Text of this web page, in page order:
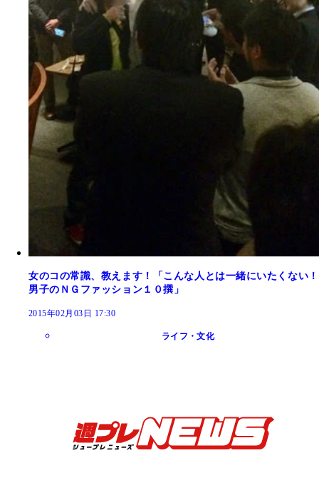
女のコの常識、教えます！「こんな人とは一緒にいたくない！
男子のＮＧファッション１０撰」
2015年02月03日 17:30
ライフ・文化